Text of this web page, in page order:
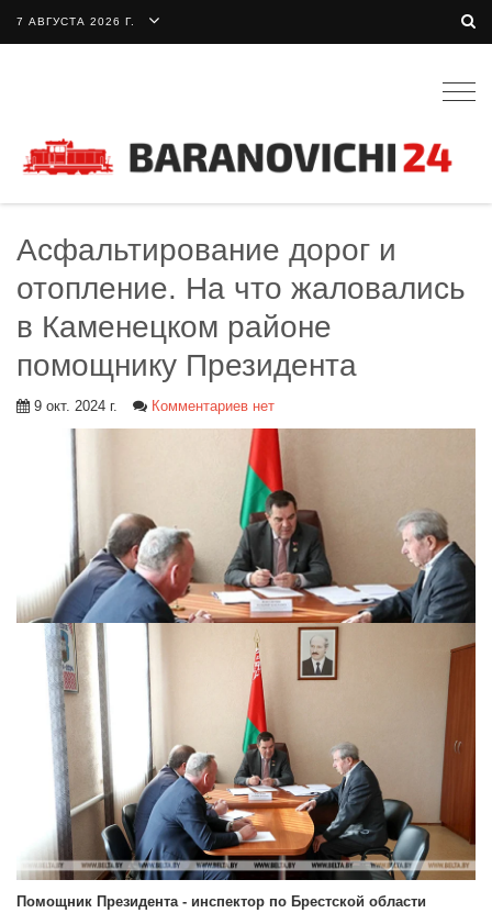
7 АВГУСТА 2026 Г.
Асфальтирование дорог и
отопление. На что жаловались
в Каменецком районе
помощнику Президента
9 окт. 2024 г. Комментариев нет
Помощник Президента - инспектор по Брестской области